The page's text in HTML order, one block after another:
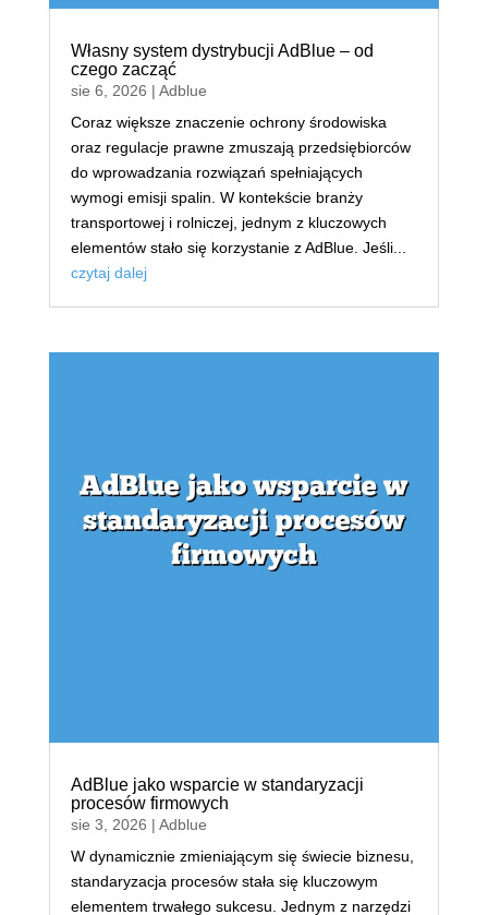
Własny system dystrybucji AdBlue – od
czego zacząć
sie 6, 2026 | Adblue
Coraz większe znaczenie ochrony środowiska
oraz regulacje prawne zmuszają przedsiębiorców
do wprowadzania rozwiązań spełniających
wymogi emisji spalin. W kontekście branży
transportowej i rolniczej, jednym z kluczowych
elementów stało się korzystanie z AdBlue. Jeśli...
czytaj dalej
AdBlue jako wsparcie w standaryzacji
procesów firmowych
sie 3, 2026 | Adblue
W dynamicznie zmieniającym się świecie biznesu,
standaryzacja procesów stała się kluczowym
elementem trwałego sukcesu. Jednym z narzędzi